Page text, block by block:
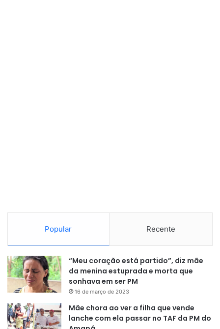
Popular Recente
“Meu coração está partido”, diz mãe
da menina estuprada e morta que
sonhava em ser PM
16 de março de 2023
Mãe chora ao ver a filha que vende
lanche com ela passar no TAF da PM do